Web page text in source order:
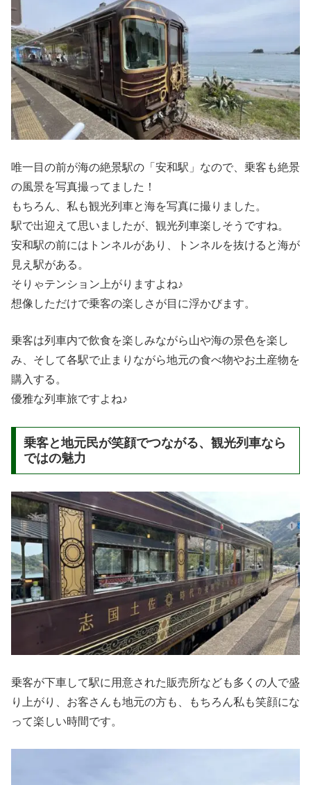
唯一目の前が海の絶景駅の「安和駅」なので、乗客も絶景
の風景を写真撮ってました！
もちろん、私も観光列車と海を写真に撮りました。
駅で出迎えて思いましたが、観光列車楽しそうですね。
安和駅の前にはトンネルがあり、トンネルを抜けると海が
見え駅がある。
そりゃテンション上がりますよね♪
想像しただけで乗客の楽しさが目に浮かびます。
乗客は列車内で飲食を楽しみながら山や海の景色を楽し
み、そして各駅で止まりながら地元の食べ物やお土産物を
購入する。
優雅な列車旅ですよね♪
乗客と地元民が笑顔でつながる、観光列車なら
ではの魅力
乗客が下車して駅に用意された販売所なども多くの人で盛
り上がり、お客さんも地元の方も、もちろん私も笑顔にな
って楽しい時間です。